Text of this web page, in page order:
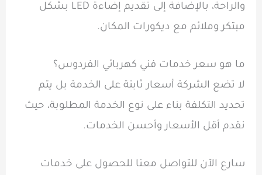
والراحة، بالإضافة إلى تقديم إضاءة LED بشكل
مبتكر وملائم مع ديكورات المكان.
ما هو سعر خدمات فني كهربائي الفردوس؟
لا تضع الشركة أسعار ثابتة على الخدمة بل يتم
تحديد التكلفة بناء على نوع الخدمة المطلوبة، حيث
نقدم أقل الأسعار وأحسن الخدمات.
سارع الآن للتواصل معنا للحصول على خدمات